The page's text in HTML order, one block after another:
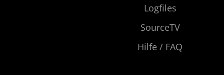
Logfiles
SourceTV
Hilfe / FAQ